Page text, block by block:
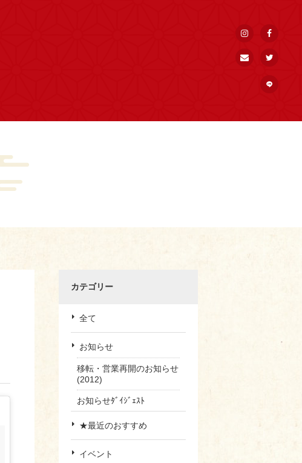
カテゴリー
全て
お知らせ
移転・営業再開のお知らせ
(2012)
お知らせﾀﾞｲｼﾞｪｽﾄ
★最近のおすすめ
イベント